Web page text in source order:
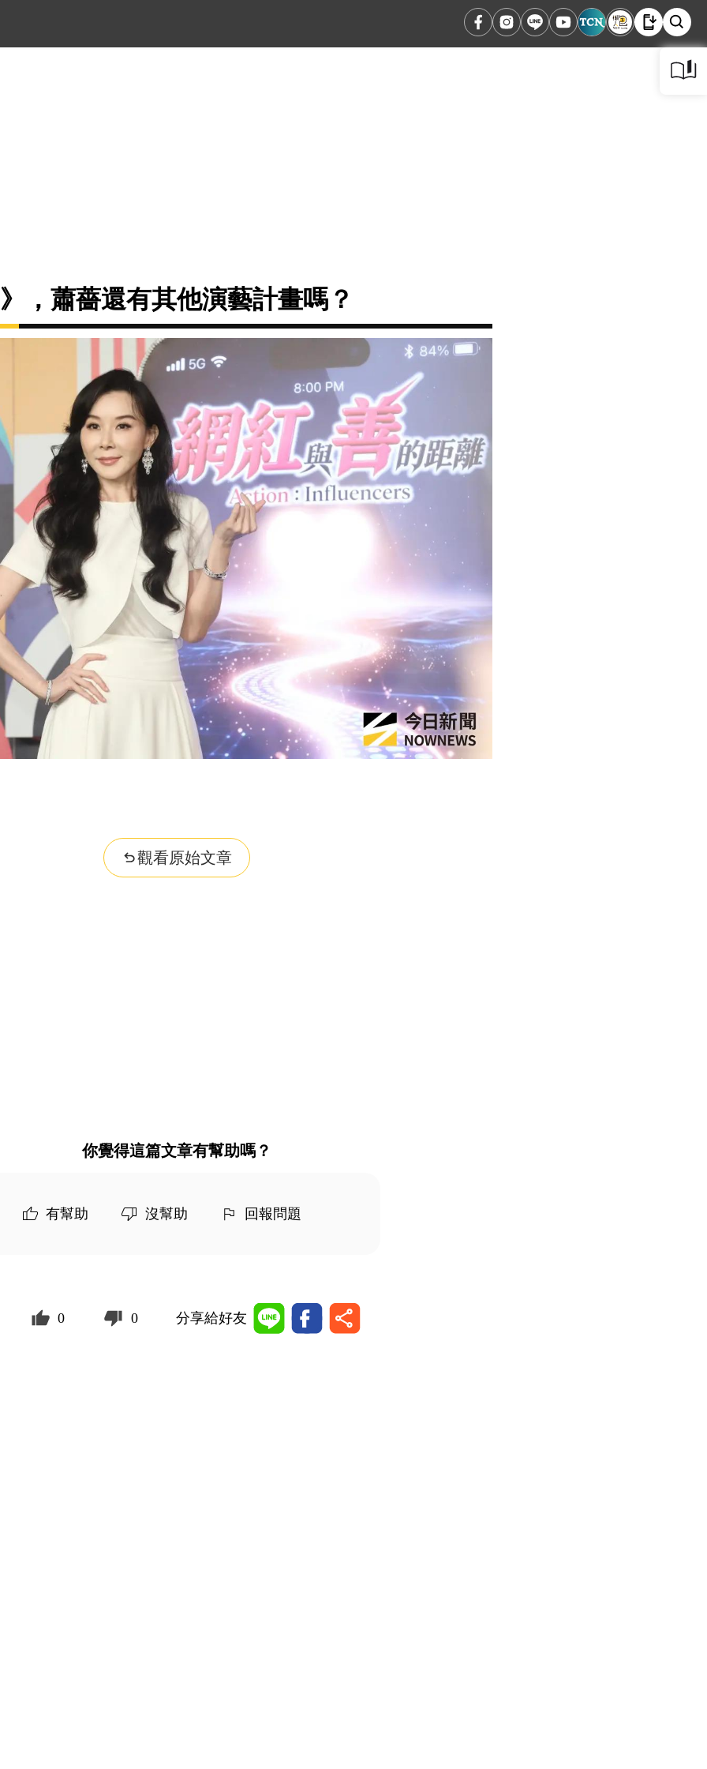
，蕭薔還有其他演藝計畫嗎？
觀看原始文章
你覺得這篇文章有幫助嗎？
有幫助 沒幫助 回報問題
0 0 分享給好友